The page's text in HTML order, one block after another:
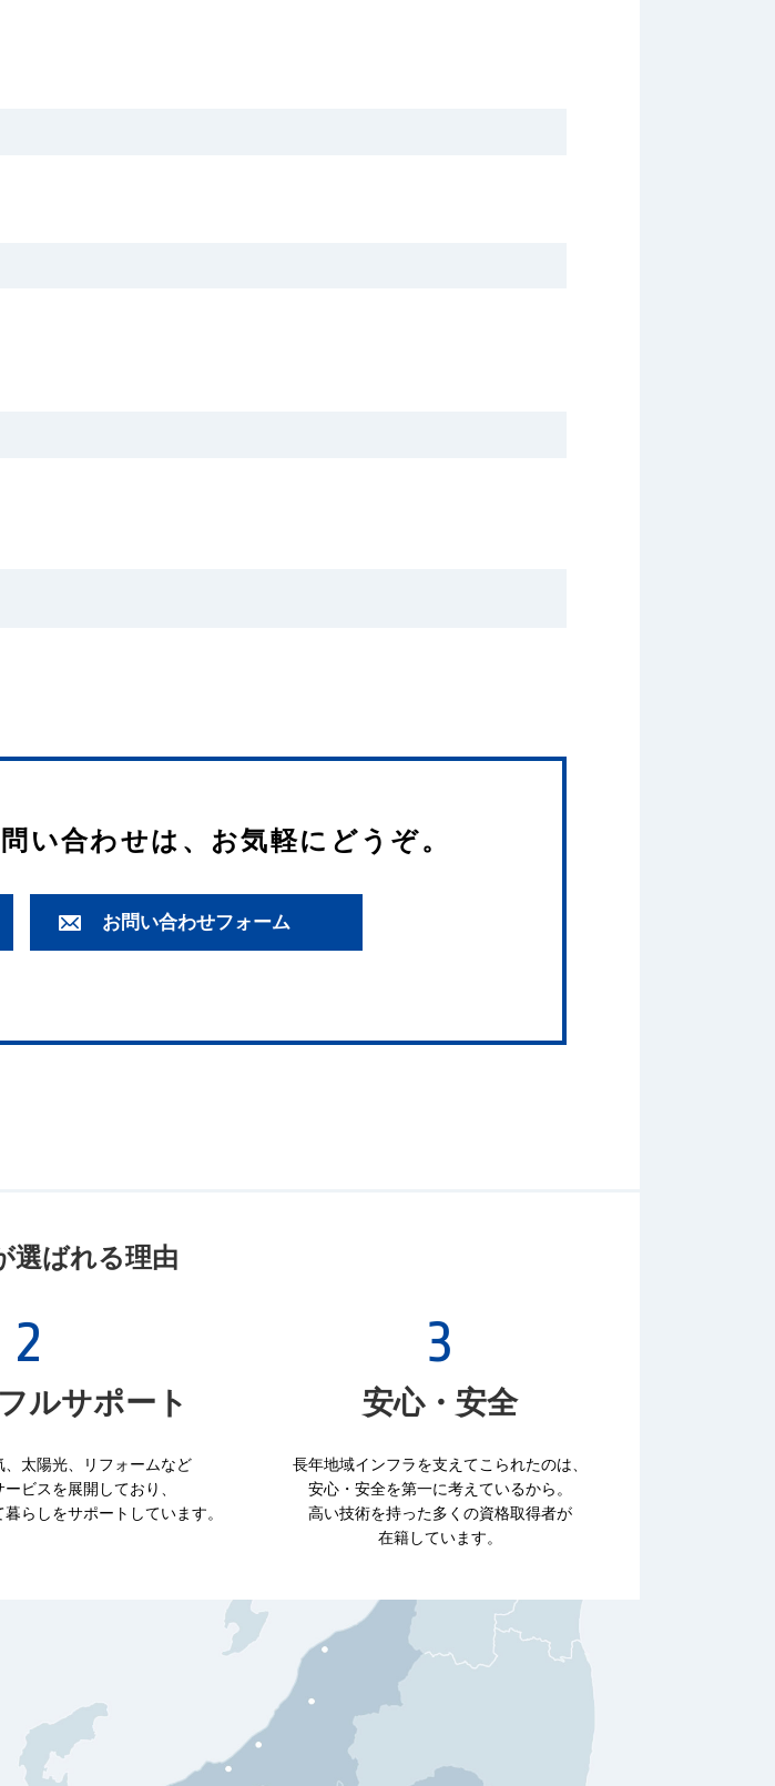
い合わせは、お気軽にどうぞ。
お問い合わせフォーム
選ばれる理由
ルサポート
、太陽光、リフォームなど
ビスを展開しており、
らしをサポートしています。
安心・安全
長年地域インフラを支えてこられたのは、
安心・安全を第一に考えているから。
高い技術を持った多くの資格取得者が
在籍しています。